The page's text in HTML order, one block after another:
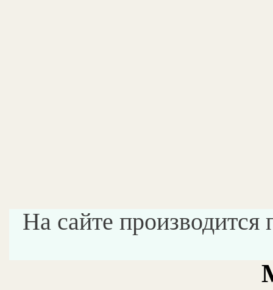
На сайте производится